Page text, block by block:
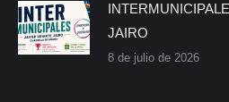
JAIRO
8 de julio de 2026